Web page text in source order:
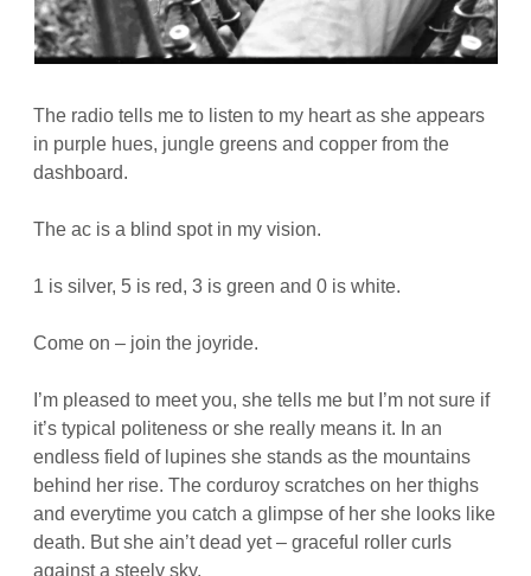
The radio tells me to listen to my heart as she appears
in purple hues, jungle greens and copper from the
dashboard.
The ac is a blind spot in my vision.
1 is silver, 5 is red, 3 is green and 0 is white.
Come on – join the joyride.
I’m pleased to meet you, she tells me but I’m not sure if
it’s typical politeness or she really means it. In an
endless field of lupines she stands as the mountains
behind her rise. The corduroy scratches on her thighs
and everytime you catch a glimpse of her she looks like
death. But she ain’t dead yet – graceful roller curls
against a steely sky.